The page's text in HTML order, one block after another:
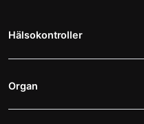
Hälsokontroller
Organ